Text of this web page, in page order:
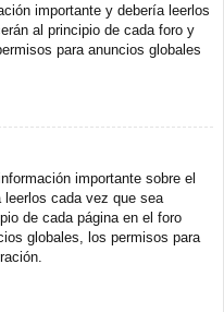
importante y debería leerlos
al principio de cada foro y
para anuncios globales
importante sobre el
cada vez que sea
de cada página en el foro
globales, los permisos para